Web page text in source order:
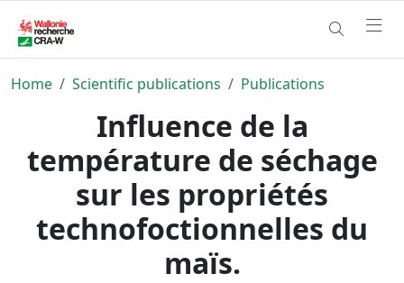
Home Scientific publications Publications
Influence de la
température de séchage
sur les propriétés
technofoctionnelles du
maïs.